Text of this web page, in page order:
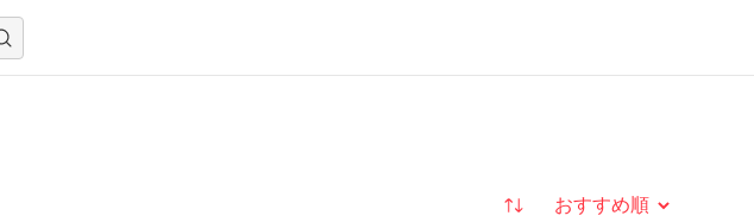
並び替え